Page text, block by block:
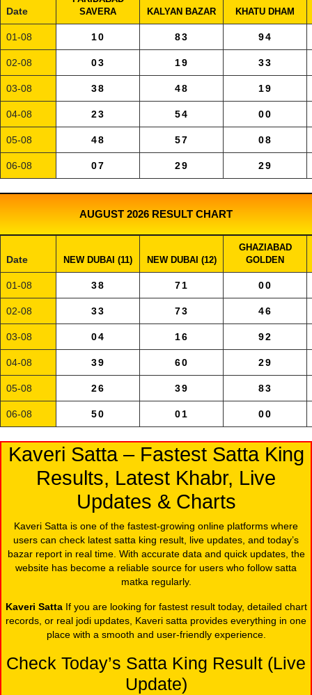
Date
SAVERA
KALYAN BAZAR KHATU DHAM
01-08 10 83 94
02-08 03 19 33
03-08 38 48 19
04-08 23 54 00
05-08 48 57 08
06-08 07 29 29
AUGUST 2026 RESULT CHART
Date NEW DUBAI (11) NEW DUBAI (12)
GHAZIABAD
GOLDEN
01-08 38 71 00
02-08 33 73 46
03-08 04 16 92
04-08 39 60 29
05-08 26 39 83
06-08 50 01 00
Kaveri Satta – Fastest Satta King
Results, Latest Khabr, Live
Updates & Charts
Kaveri Satta is one of the fastest-growing online platforms where
users can check latest satta king result, live updates, and today’s
bazar report in real time. With accurate data and quick updates, the
website has become a reliable source for users who follow satta
matka regularly.
Kaveri Satta If you are looking for fastest result today, detailed chart
records, or real jodi updates, Kaveri satta provides everything in one
place with a smooth and user-friendly experience.
Check Today’s Satta King Result (Live
Update)